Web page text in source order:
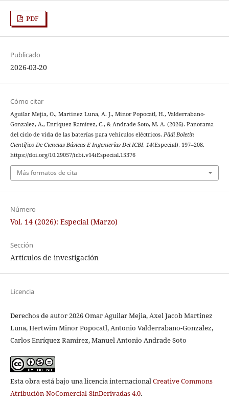
PDF
Publicado
2026-03-20
Cómo citar
Aguilar Mejia, O., Martinez Luna, A. J., Minor Popocatl, H., Valderrabano-
Gonzalez, A., Enríquez Ramírez, C., & Andrade Soto, M. A. (2026). Panorama
del ciclo de vida de las baterías para vehículos eléctricos. Pädi Boletín
Científico De Ciencias Básicas E Ingenierías Del ICBI, 14(Especial), 197–208.
https://doi.org/10.29057/icbi.v14iEspecial.15376
Más formatos de cita
Número
Vol. 14 (2026): Especial (Marzo)
Sección
Artículos de investigación
Licencia
Derechos de autor 2026 Omar Aguilar Mejia, Axel Jacob Martinez
Luna, Hertwim Minor Popocatl, Antonio Valderrabano-Gonzalez,
Carlos Enríquez Ramírez, Manuel Antonio Andrade Soto
Esta obra está bajo una licencia internacionalCreative Commons
Atribución-NoComercial-SinDerivadas 4.0.